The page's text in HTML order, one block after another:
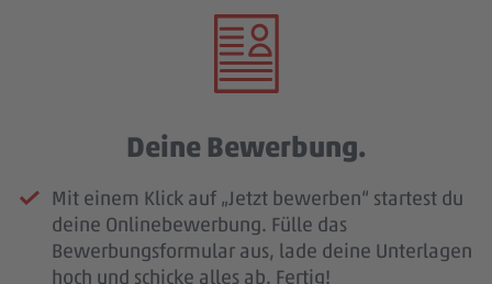
Deine Bewerbung.
Mit einem Klick auf „Jetzt bewerben“ startest du
deine Onlinebewerbung. Fülle das
Bewerbungsformular aus, lade deine Unterlagen
hoch und schicke alles ab. Fertig!